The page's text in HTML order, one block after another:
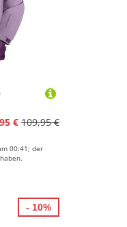
€ 109,95 €
00:41; der
- 10%